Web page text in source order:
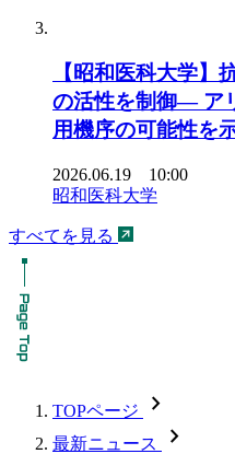
【昭和医科大学】
の活性を制御― ア
用機序の可能性を
2026.06.19 10:00
昭和医科大学
すべてを見る
TOPページ chevron_forward
最新ニュース chevron_forward